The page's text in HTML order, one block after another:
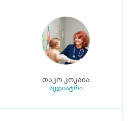
თაკო კოკაია
პედიატრი